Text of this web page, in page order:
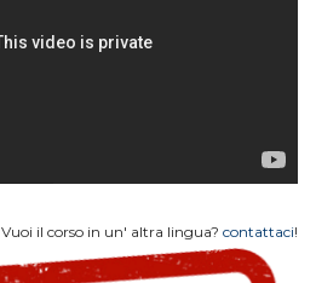
Vuoi il corso in un' altra lingua? contattaci!